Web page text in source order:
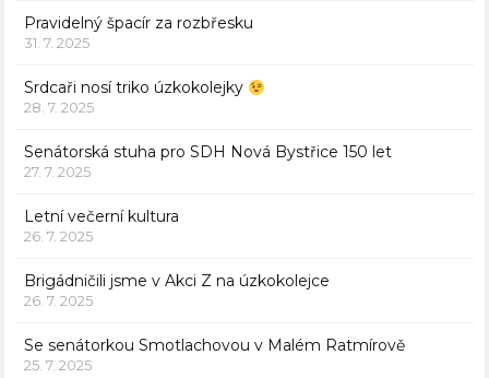
Pravidelný špacír za rozbřesku
31. 7. 2025
Srdcaři nosí triko úzkokolejky
28. 7. 2025
Senátorská stuha pro SDH Nová Bystřice 150 let
27. 7. 2025
Letní večerní kultura
26. 7. 2025
Brigádničili jsme v Akci Z na úzkokolejce
26. 7. 2025
Se senátorkou Smotlachovou v Malém Ratmírově
25. 7. 2025